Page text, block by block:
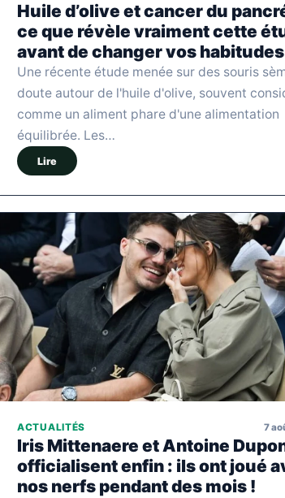
Huile d’olive et cancer du
ce que révèle vraiment cette
avant de changer vos habitudes
Une récente étude menée sur des souris
doute autour de l'huile d'olive, souvent
comme un aliment phare d'une alimentation
équilibrée. Les…
Lire
ACTUALITÉS 7
Iris Mittenaere et Antoine
officialisent enfin : ils ont joué
nos nerfs pendant des mois !